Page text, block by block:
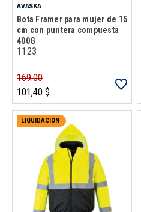
AVASKA
Bota Framer para mujer de 15
cm con puntera compuesta
400G
1123
169.00
101,40 $
LIQUIDACIÓN